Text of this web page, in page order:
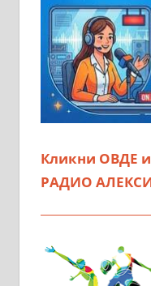
Кликни ОВДЕ
РАДИО